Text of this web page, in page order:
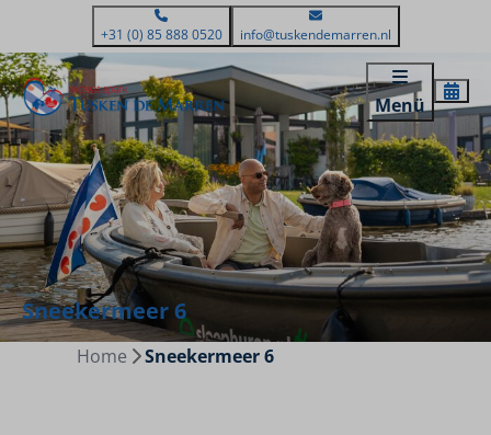
+31 (0) 85 888 0520 info@tuskendemarren.nl
Menü
Sneekermeer 6
Home Sneekermeer 6